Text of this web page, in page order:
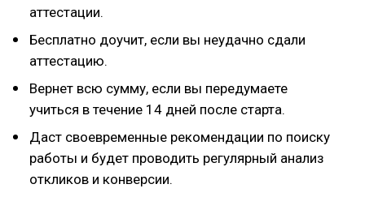
аттестации.
Бесплатно доучит, если вы неудачно сдали
аттестацию.
Вернет всю сумму, если вы передумаете
учиться в течение 14 дней после старта.
Даст своевременные рекомендации по поиску
работы и будет проводить регулярный анализ
откликов и конверсии.